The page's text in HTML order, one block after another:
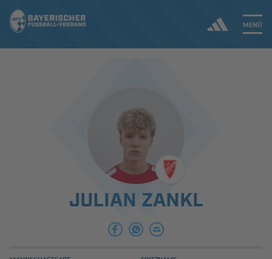
MENÜ
ERGEBNISSE & WETTBEWERBE
SPIELBETRIEB & VERBANDSLEBEN
AUSBILDUNG & FÖRDERUNG
JULIAN ZANKL